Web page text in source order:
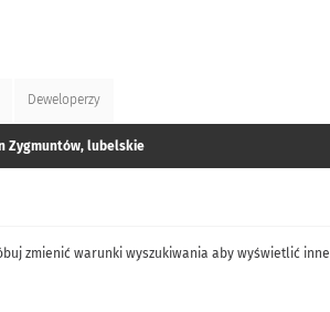
Deweloperzy
Zygmuntów, lubelskie
zmienić warunki wyszukiwania aby wyświetlić inne